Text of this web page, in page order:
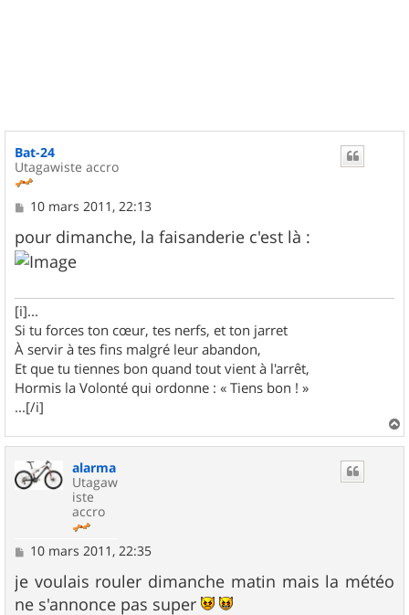
Bat-24
Utagawiste accro
M
s
s
a
10 mars 2011, 22:13
pour dimanche, la faisanderie c'est là :
[i]...
Si tu forces ton cœur, tes nerfs, et ton jarret
À servir à tes fins malgré leur abandon,
Et que tu tiennes bon quand tout vient à l'arrêt,
Hormis la Volonté qui ordonne : « Tiens bon ! »
...[/i]
a
alarma
Utagaw
iste
accro
M
s
s
a
10 mars 2011, 22:35
je voulais rouler dimanche matin mais la météo
ne s'annonce pas super